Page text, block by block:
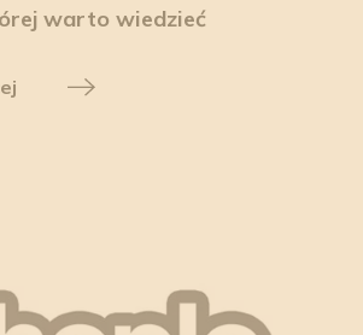
warto wiedzieć